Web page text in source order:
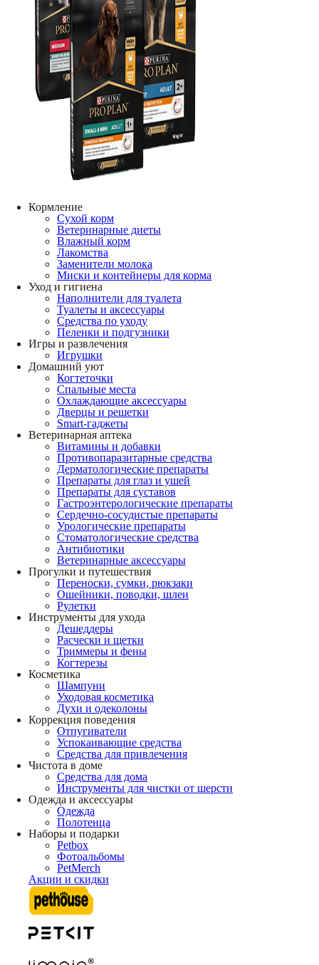
Кормление
Сухой корм
Ветеринарные диеты
Влажный корм
Лакомства
Заменители молока
Миски и контейнеры для корма
Уход и гигиена
Наполнители для туалета
Туалеты и аксессуары
Средства по уходу
Пеленки и подгузники
Игры и развлечения
Игрушки
Домашний уют
Когтеточки
Спальные места
Охлаждающие аксессуары
Дверцы и решетки
Smart-гаджеты
Ветеринарная аптека
Витамины и добавки
Противопаразитарные средства
Дерматологические препараты
Препараты для глаз и ушей
Препараты для суставов
Гастроэнтерологические препараты
Сердечно-сосудистые препараты
Урологические препараты
Стоматологические средства
Антибиотики
Ветеринарные аксессуары
Прогулки и путешествия
Переноски, сумки, рюкзаки
Ошейники, поводки, шлеи
Рулетки
Инструменты для ухода
Дешеддеры
Расчески и щетки
Триммеры и фены
Когтерезы
Косметика
Шампуни
Уходовая косметика
Духи и одеколоны
Коррекция поведения
Отпугиватели
Успокаивающие средства
Средства для привлечения
Чистота в доме
Средства для дома
Инструменты для чистки от шерсти
Одежда и аксессуары
Одежда
Полотенца
Наборы и подарки
Petbox
Фотоальбомы
PetMerch
Акции и скидки